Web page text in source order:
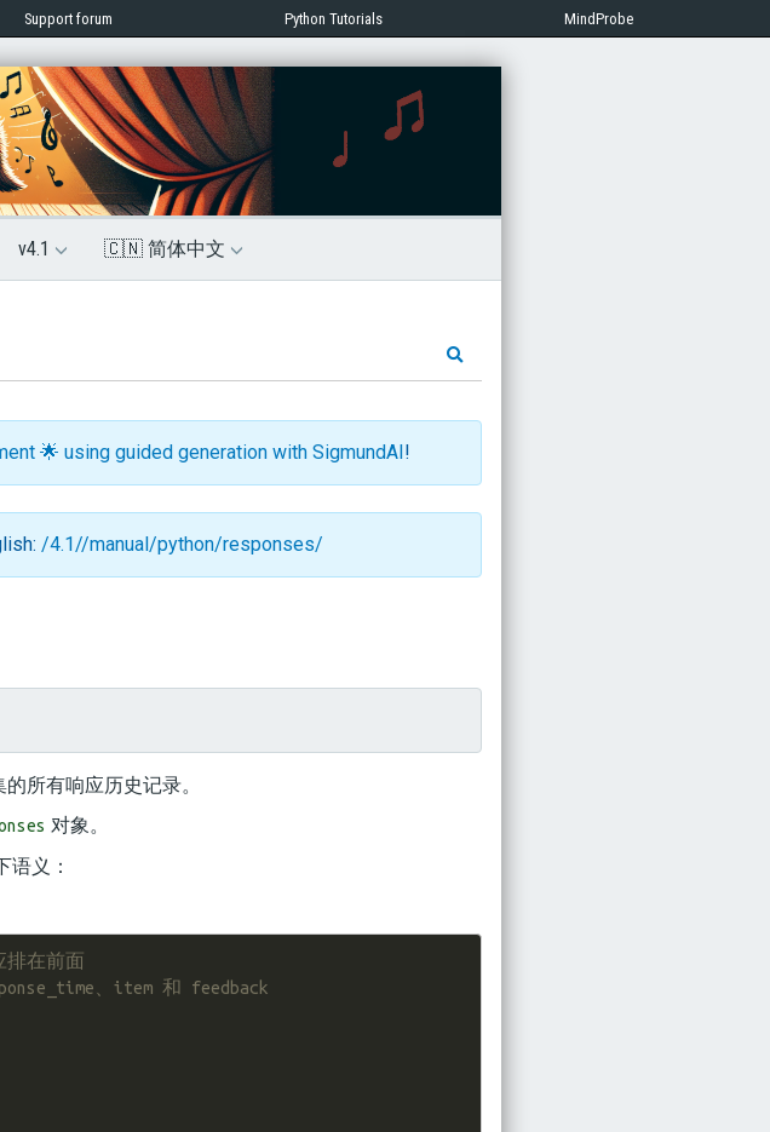
Support forum Python Tutorials MindProbe
v4.1 🇨🇳 简体中文
🌟 using guided generation with SigmundAI!
/4.1//manual/python/responses/
所有响应历史记录。
对象。
语义：
排在前面
、item 和 feedback